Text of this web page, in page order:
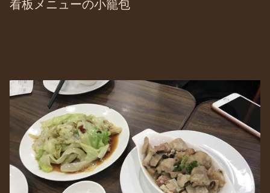
看板メニューの小籠包